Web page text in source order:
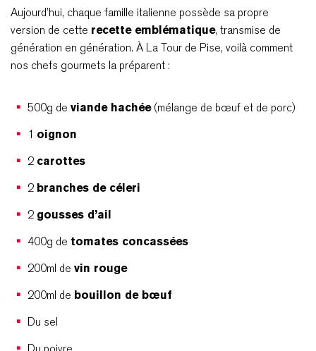
Aujourd’hui, chaque famille italienne possède sa propre
version de cette recette emblématique, transmise de
génération en génération. À La Tour de Pise, voilà comment
nos chefs gourmets la préparent :
500g de viande hachée(mélange de bœuf et de porc)
1 oignon
2 carottes
2 branches de céleri
2 gousses d’ail
400g de tomates concassées
200ml de vin rouge
200ml de bouillon de bœuf
Du sel